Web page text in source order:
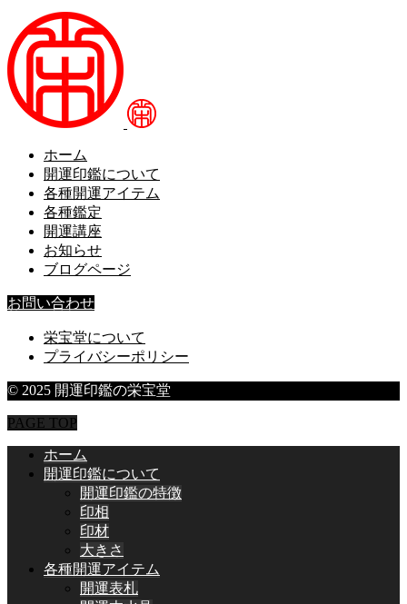
ホーム
開運印鑑について
各種開運アイテム
各種鑑定
開運講座
お知らせ
ブログページ
お問い合わせ
栄宝堂について
プライバシーポリシー
© 2025 開運印鑑の栄宝堂
PAGE TOP
ホーム
開運印鑑について
開運印鑑の特徴
印相
印材
大きさ
各種開運アイテム
開運表札